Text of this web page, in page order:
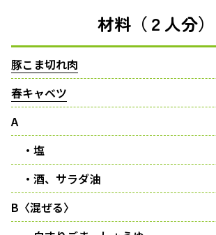
材料（２人分）
豚こま切れ肉
春キャベツ
A
・塩
・酒、サラダ油
B〈混ぜる〉